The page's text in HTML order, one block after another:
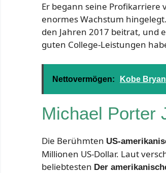
Er begann seine Profikarriere
enormes Wachstum
den Jahren 2017 beitrat, und
guten College-Leistungen
Nettovermögen: Kobe
Michael Porter
Die Berühmten US-
Millionen US-Dollar. Laut
beliebtesten Der